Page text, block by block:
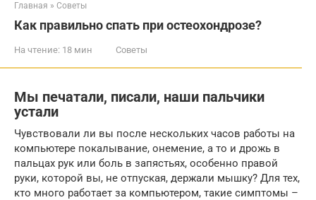
Главная » Советы
Как правильно спать при остеохондрозе?
На чтение: 18 мин Советы
Мы печатали, писали, наши пальчики
устали
Чувствовали ли вы после нескольких часов работы на
компьютере покалывание, онемение, а то и дрожь в
пальцах рук или боль в запястьях, особенно правой
руки, которой вы, не отпуская, держали мышку? Для тех,
кто много работает за компьютером, такие симптомы –